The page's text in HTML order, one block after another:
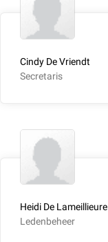
Cindy De Vriendt
Secretaris
Heidi De Lameillieure
Ledenbeheer